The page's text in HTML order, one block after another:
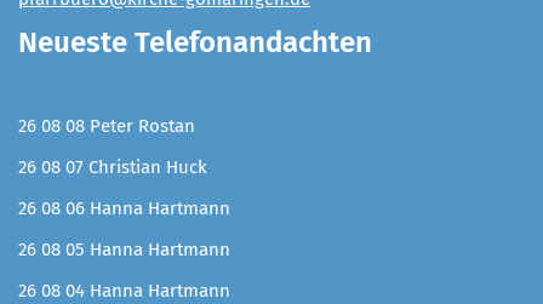
Neueste Telefonandachten
26 08 08 Peter Rostan
26 08 07 Christian Huck
26 08 06 Hanna Hartmann
26 08 05 Hanna Hartmann
26 08 04 Hanna Hartmann